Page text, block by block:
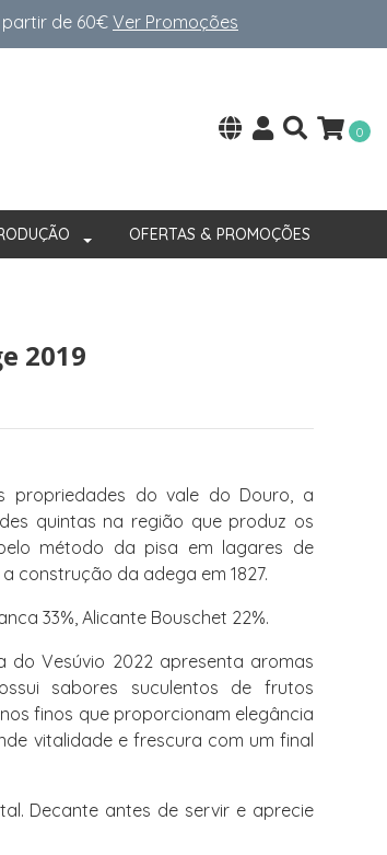
partir de 60€Ver Promoções
0
OFERTAS & PROMOÇÕES
2019
propriedades do vale do Douro, a
quintas na região que produz os
método da pisa em lagares de
construção da adega em 1827.
33%, Alicante Bouschet 22%.
do Vesúvio 2022 apresenta aromas
sabores suculentos de frutos
finos que proporcionam elegância
vitalidade e frescura com um final
Decante antes de servir e aprecie